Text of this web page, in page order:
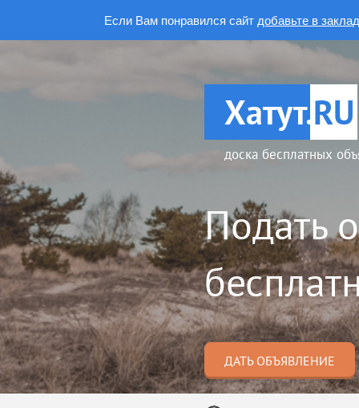
Если Вам понравился сайт добавьте в
Хатут.RU
доска бесплатных
Подать
ДАТЬ ОБЪЯВЛЕНИЕ